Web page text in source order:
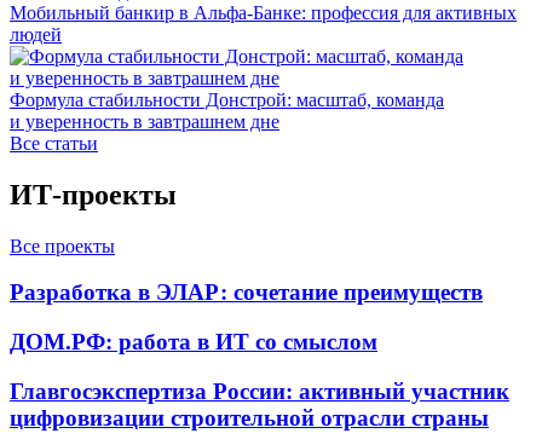
Мобильный банкир в Альфа-Банке: профессия для активных
людей
Формула стабильности Донстрой: масштаб, команда
и уверенность в завтрашнем дне
Все статьи
ИТ-проекты
Все проекты
Разработка в ЭЛАР: сочетание преимуществ
ДОМ.РФ: работа в ИТ со смыслом
Главгосэкспертиза России: активный участник
цифровизации строительной отрасли страны